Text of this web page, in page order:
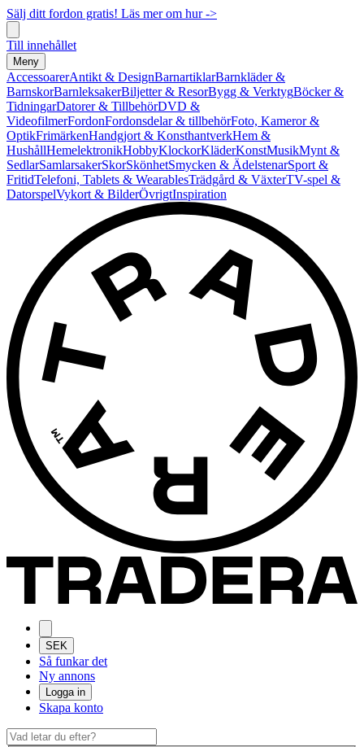
Sälj ditt fordon gratis! Läs mer om hur ->
Till innehållet
Meny
AccessoarerAntikt & DesignBarnartiklarBarnkläder &
BarnskorBarnleksakerBiljetter & ResorBygg & VerktygBöcker &
TidningarDatorer & TillbehörDVD &
VideofilmerFordonFordonsdelar & tillbehörFoto, Kameror &
OptikFrimärkenHandgjort & KonsthantverkHem &
HushållHemelektronikHobbyKlockorKläderKonstMusikMynt &
SedlarSamlarsakerSkorSkönhetSmycken & ÄdelstenarSport &
FritidTelefoni, Tablets & WearablesTrädgård & VäxterTV-spel &
DatorspelVykort & BilderÖvrigtInspiration
SEK
Så funkar det
Ny annons
Logga in
Skapa konto